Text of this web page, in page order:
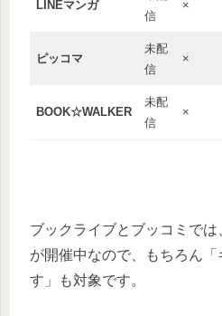
LINEマンガ
信
×
ピッコマ
未配
信
×
BOOK☆WALKER
未配
信
×
ブックライブとブッコミで
が開催中なので、もちろん「
す」も対象です。